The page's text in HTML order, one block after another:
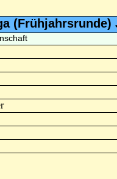
(Frühjahrsrunde)